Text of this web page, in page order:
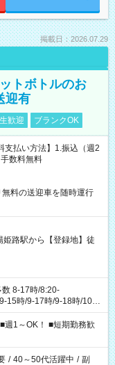
掲載日：2026.07.29
トボトルのお
迎有
歓迎 ブランクOK
支払い方法】1.振込（週2
数料無料
料の送迎車を随時運行
姫路駅から【登録地】徒
15時/9-17時/9-18時/10-
選びいただけます〇
1～OK！ ■短期勤務歓
/ 40～50代活躍中 / 副